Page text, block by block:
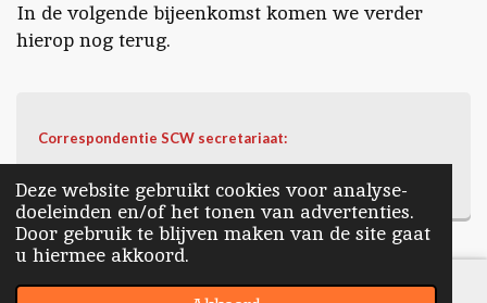
Deze website gebruikt cookies voor analyse-
doeleinden en/of het tonen van advertenties.
Door gebruik te blijven maken van de site gaat
u hiermee akkoord.
In de volgende bijeenkomst komen we verder
hierop nog terug.
Correspondentie SCW secretariaat:
senioren.computerclub.weert@gmail.com